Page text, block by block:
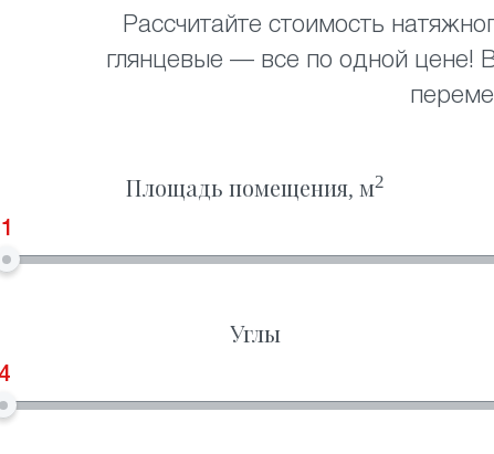
Рассчитайте стоимость
глянцевые — все по одной цене!
Площадь помещения, м2
1
Углы
4